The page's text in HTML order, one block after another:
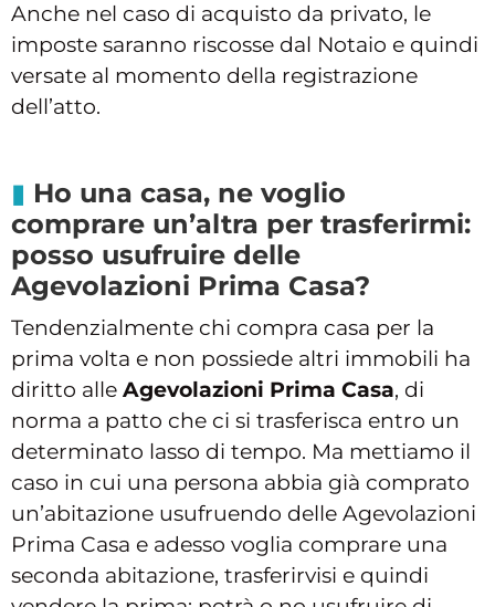
Anche nel caso di acquisto da privato, le
imposte saranno riscosse dal Notaio e quindi
versate al momento della registrazione
dell’atto.
Ho una casa, ne voglio
comprare un’altra per trasferirmi:
posso usufruire delle
Agevolazioni Prima Casa?
Tendenzialmente chi compra casa per la
prima volta e non possiede altri immobili ha
diritto alle Agevolazioni Prima Casa, di
norma a patto che ci si trasferisca entro un
determinato lasso di tempo. Ma mettiamo il
caso in cui una persona abbia già comprato
un’abitazione usufruendo delle Agevolazioni
Prima Casa e adesso voglia comprare una
seconda abitazione, trasferirvisi e quindi